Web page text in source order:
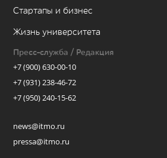
Стартапы и бизнес
Жизнь университета
Пресс-служба / Редакция
+7 (900) 630-00-10
+7 (931) 238-46-72
+7 (950) 240-15-62
news@itmo.ru
pressa@itmo.ru